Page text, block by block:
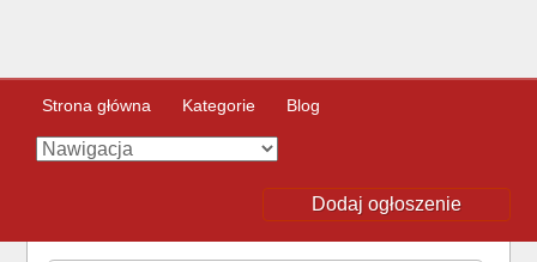
Strona główna Kategorie Blog
Dodaj ogłoszenie